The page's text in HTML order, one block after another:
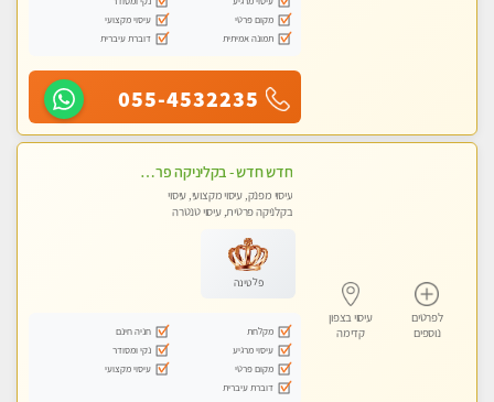
מקום פרטי
עיסוי מקצועי
תמונה אמיתית
דוברת עיברית
055-4532235
לפרטים
נוספים
עיסוי בצפון
קדימה
חדש חדש - בקליניקה פרטית בהרצליה עיסוי לחידוש אנרגיות עיסוי חלומי מומלץ מאוד !
עיסוי מפנק, עיסוי מקצועי, עיסוי
בקלניקה פרטית, עיסוי טנטרה
פלטינה
מקלחת
חניה חינם
עיסוי מרגיע
נקי ומסודר
מקום פרטי
עיסוי מקצועי
דוברת עיברית